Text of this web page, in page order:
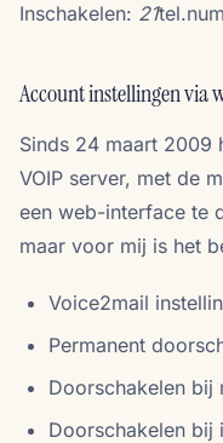
Inschakelen: 21
Account instellingen via
Sinds 24 maart 2009
VOIP server, met de
een web-interface te
maar voor mij is het
Voice2mail
Permanent
Doorschakelen bij
Doorschakelen bij